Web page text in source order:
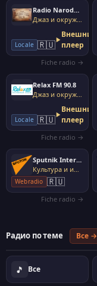
Radio Narodnaya Volna 91.9
Джаз и окружающая
Locale 🇷🇺
Внешний
плеер
Fiche radio →
Relax FM 90.8
Джаз и окружающая
Locale 🇷🇺
Внешний
плеер
Fiche radio →
Sputnik International
Культура и информация
Webradio 🇷🇺
Fiche radio →
Радио по теме Все →
🎵 Все